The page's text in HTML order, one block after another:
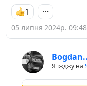
1
05 липня 2024р. 09:48
Я їжджу на